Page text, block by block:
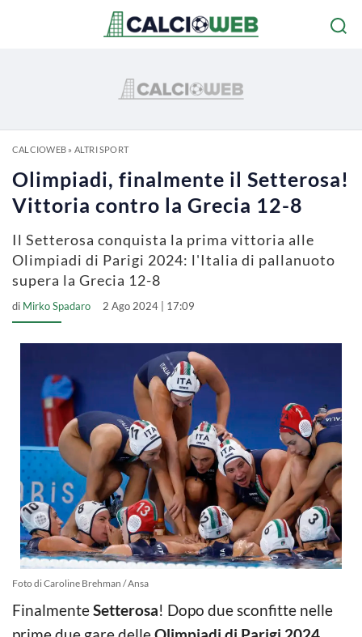
CALCIOWEB» ALTRI SPORT
Olimpiadi, finalmente il Setterosa!
Vittoria contro la Grecia 12-8
Il Setterosa conquista la prima vittoria alle
Olimpiadi di Parigi 2024: l'Italia di pallanuoto
supera la Grecia 12-8
di Mirko Spadaro 2 Ago 2024 | 17:09
Foto di Caroline Brehman / Ansa
FinalmenteSetterosa! Dopo due sconfitte nelle